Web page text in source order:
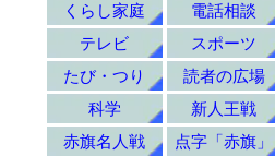
くらし家庭
電話相談
テレビ
スポーツ
たび・つり
読者の広場
科学
新人王戦
赤旗名人戦
点字「赤旗」